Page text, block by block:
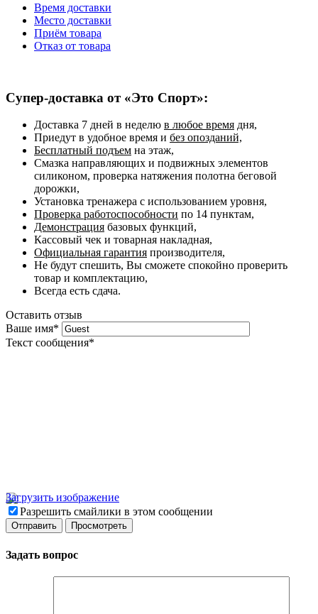
Время доставки
Место доставки
Приём товара
Отказ от товара
Супер-доставка от «Это Спорт»:
Доставка 7 дней в неделю в любое время дня,
Приедут в удобное время и без опозданий,
Бесплатный подъем на этаж,
Смазка направляющих и подвижных элементов
силиконом, проверка натяжения полотна беговой
дорожки,
Установка тренажера с использованием уровня,
Проверка работоспособности по 14 пунктам,
Демонстрация базовых функций,
Кассовый чек и товарная накладная,
Официальная гарантия производителя,
Не будут спешить, Вы сможете спокойно проверить
товар и комплектацию,
Всегда есть сдача.
Оставить отзыв
Ваше имя*
Текст сообщения*
Загрузить изображение
Разрешить смайлики в этом сообщении
Задать вопрос